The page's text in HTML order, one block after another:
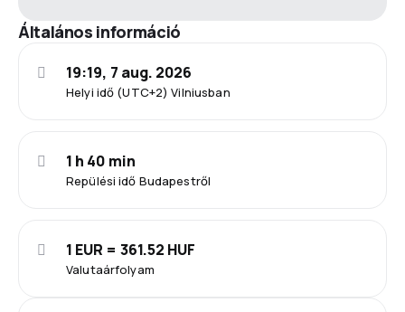
Általános információ
Helyi idő (UTC+2) Vilniusban
19:19, 7 aug. 2026
Repülési idő Budapestről
1 h 40 min
Valutaárfolyam
1 EUR = 361.52 HUF